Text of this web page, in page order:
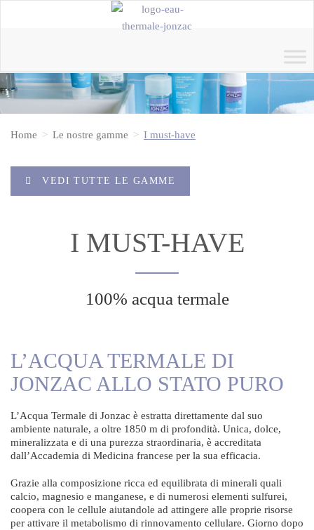
Home Le nostre gamme I must-have
VEDI TUTTE LE GAMME
I MUST-HAVE
100% acqua termale
L’ACQUA TERMALE DI
JONZAC ALLO STATO PURO
L’Acqua Termale di Jonzac è estratta direttamente dal suo
ambiente naturale, a oltre 1850 m di profondità. Unica, dolce,
mineralizzata e di una purezza straordinaria, è accreditata
dall’Accademia di Medicina francese per la sua efficacia.
Grazie alla composizione ricca ed equilibrata di minerali quali
calcio, magnesio e manganese, e di numerosi elementi sulfurei,
coopera con le cellule aiutandole ad attingere alle proprie risorse
per attivare il metabolismo di rinnovamento cellulare. Giorno dopo